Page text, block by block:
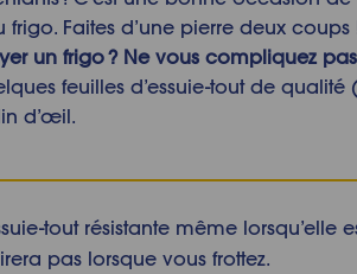
frigo. Faites d’une pierre deux coups
un frigo? Ne vous compliquez
feuilles d’essuie-tout de
d’œil.
tout résistante même lorsqu’elle
pas lorsque vous frottez.